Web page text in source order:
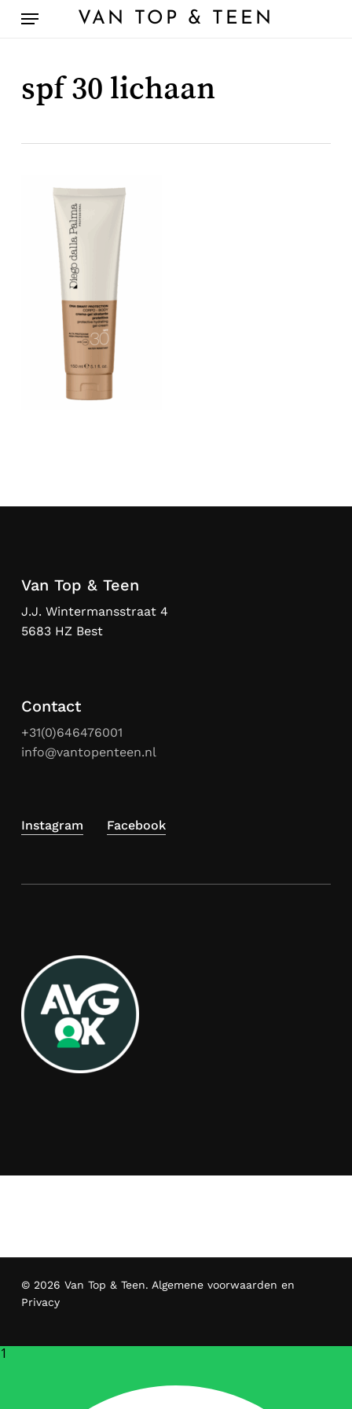
VAN TOP & TEEN
Menu
spf 30 lichaan
Van Top & Teen
J.J. Wintermansstraat 4
5683 HZ Best
Contact
+31(0)646476001
info@vantopenteen.nl
Instagram Facebook
© 2026 Van Top & Teen. Algemene voorwaarden en
Privacy
1